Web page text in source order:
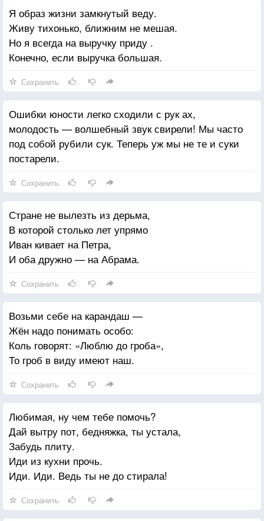
Я образ жизни замкнутый веду.
Живу тихонько, ближним не мешая.
Но я всегда на выручку приду .
Конечно, если выручка большая.
Сохранить
Ошибки юности легко сходили с рук ах,
молодость — волшебный звук свирели! Мы часто
под собой рубили сук. Теперь уж мы не те и суки
постарели.
Сохранить
Стране не вылезть из дерьма,
В которой столько лет упрямо
Иван кивает на Петра,
И оба дружно — на Абрама.
Сохранить
Возьми себе на карандаш —
Жён надо понимать особо:
Коль говорят: «Люблю до гроба»,
То гроб в виду имеют наш.
Сохранить
Любимая, ну чем тебе помочь?
Дай вытру пот, бедняжка, ты устала,
Забудь плиту.
Иди из кухни прочь.
Иди. Иди. Ведь ты не до стирала!
Сохранить